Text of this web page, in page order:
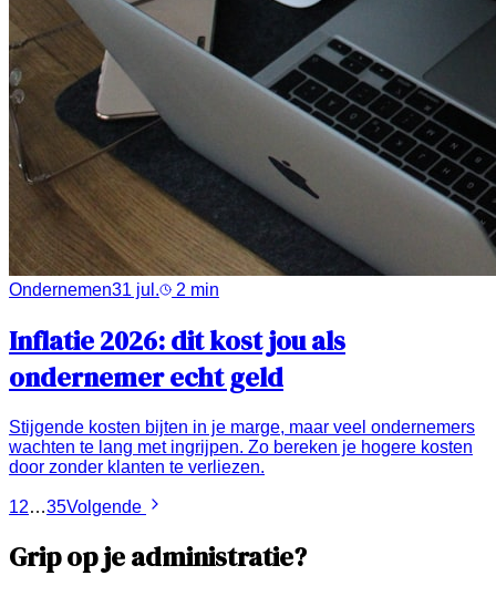
Ondernemen31 jul. 2 min
Inflatie 2026: dit kost jou als
ondernemer echt geld
Stijgende kosten bijten in je marge, maar veel ondernemers
wachten te lang met ingrijpen. Zo bereken je hogere kosten
door zonder klanten te verliezen.
12…35Volgende
Grip op je administratie?